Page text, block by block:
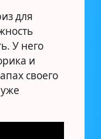
для
У него
и
своего